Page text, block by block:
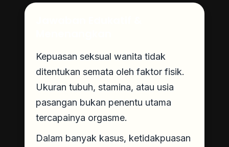
Kepuasan seksual wanita tidak
ditentukan semata oleh faktor fisik.
Ukuran tubuh, stamina, atau usia
pasangan bukan penentu utama
tercapainya orgasme.
Dalam banyak kasus, ketidakpuasan